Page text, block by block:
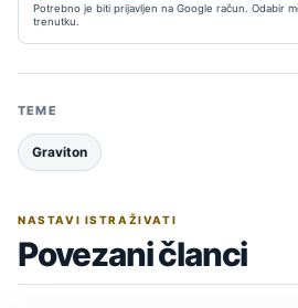
Potrebno je biti prijavljen na Google račun. Odabir
trenutku.
TEME
Graviton
NASTAVI ISTRAŽIVATI
Povezani članci